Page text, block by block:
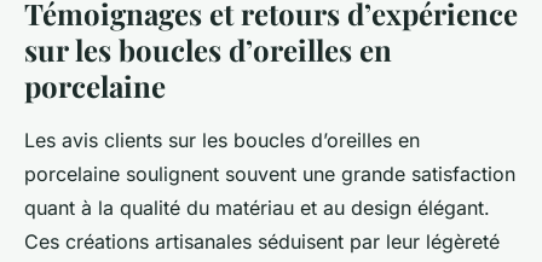
Témoignages et retours d’expérience
sur les boucles d’oreilles en
porcelaine
Les avis clients sur les boucles d’oreilles en
porcelaine soulignent souvent une grande satisfaction
quant à la qualité du matériau et au design élégant.
Ces créations artisanales séduisent par leur légèreté